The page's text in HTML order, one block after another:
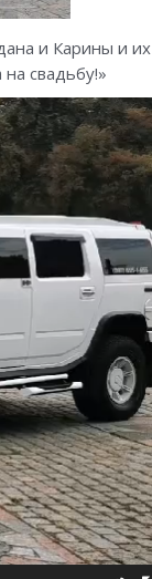
и Карины и их
на свадьбу!»